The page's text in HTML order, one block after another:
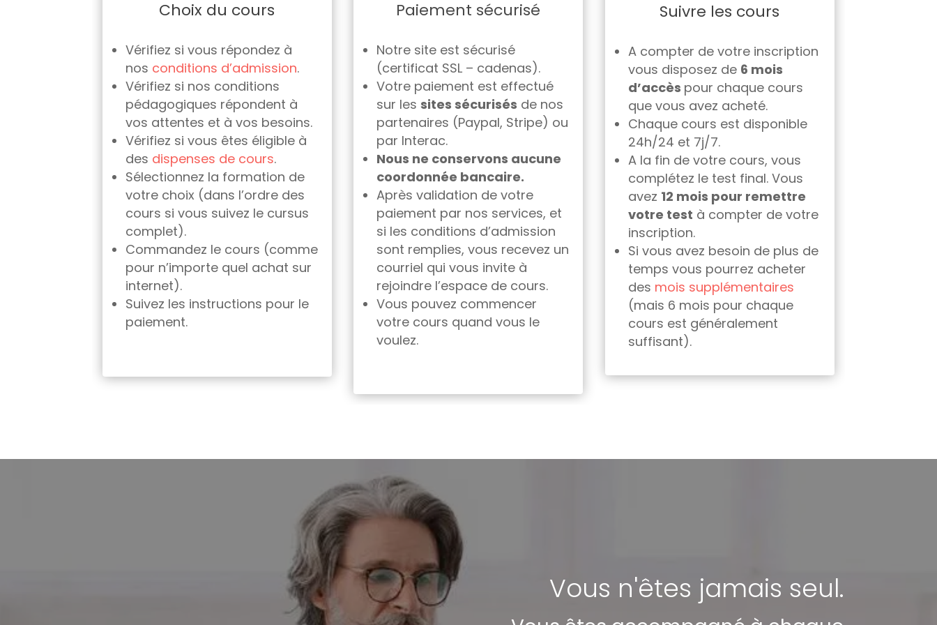
Choix du cours
Vérifiez si vous répondez à
nos conditions d’admission.
Vérifiez si nos conditions
pédagogiques répondent à
vos attentes et à vos besoins.
Vérifiez si vous êtes éligible à
des dispenses de cours.
Sélectionnez la formation de
votre choix (dans l’ordre des
cours si vous suivez le cursus
complet).
Commandez le cours (comme
pour n’importe quel achat sur
internet).
Suivez les instructions pour le
paiement.
Paiement sécurisé
Notre site est sécurisé
(certificat SSL – cadenas).
Votre paiement est effectué
sur lessites sécurisés de nos
partenaires (Paypal, Stripe) ou
par Interac.
Nous ne conservons aucune
coordonnée bancaire.
Après validation de votre
paiement par nos services, et
si les conditions d’admission
sont remplies, vous recevez un
courriel qui vous invite à
rejoindre l’espace de cours.
Vous pouvez commencer
votre cours quand vous le
voulez.
Suivre les cours
A compter de votre inscription
vous disposez de 6 mois
d’accès pour chaque cours
que vous avez acheté.
Chaque cours est disponible
24h/24 et 7j/7.
A la fin de votre cours, vous
complétez le test final. Vous
avez 12 mois pour remettre
votre test à compter de votre
inscription.
Si vous avez besoin de plus de
temps vous pourrez acheter
des mois supplémentaires
(mais 6 mois pour chaque
cours est généralement
suffisant).
Vous n'êtes jamais seul.